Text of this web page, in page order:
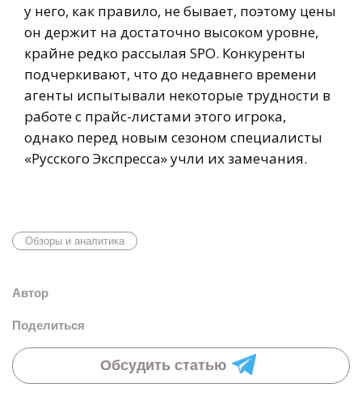
у него, как правило, не бывает, поэтому цены
он держит на достаточно высоком уровне,
крайне редко рассылая SPO. Конкуренты
подчеркивают, что до недавнего времени
агенты испытывали некоторые трудности в
работе с прайс-листами этого игрока,
однако перед новым сезоном специалисты
«Русского Экспресса» учли их замечания.
Обзоры и аналитика
Автор
Поделиться
Обсудить статью